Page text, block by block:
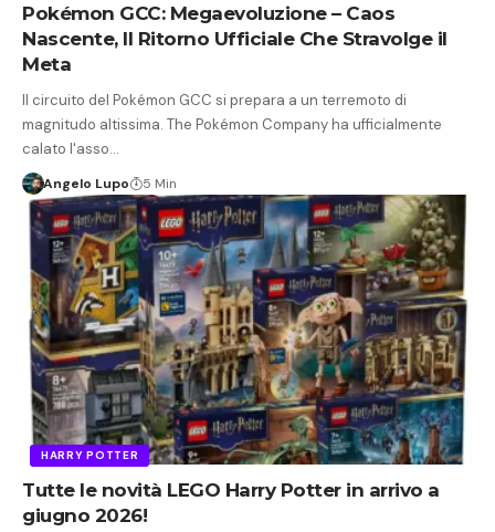
Pokémon GCC: Megaevoluzione – Caos
Nascente, Il Ritorno Ufficiale Che Stravolge il
Meta
Il circuito del Pokémon GCC si prepara a un terremoto di
magnitudo altissima. The Pokémon Company ha ufficialmente
calato l'asso…
Angelo Lupo 5 Min
HARRY POTTER
Tutte le novità LEGO Harry Potter in arrivo a
giugno 2026!